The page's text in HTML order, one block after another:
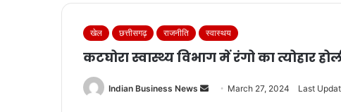
खेल छत्तीसगढ़ राजनीति स्वास्थय
कटघोरा स्वास्थ्य विभाग में रंगो का त्योहार
Indian Business News
Send March 27, 2024 Last